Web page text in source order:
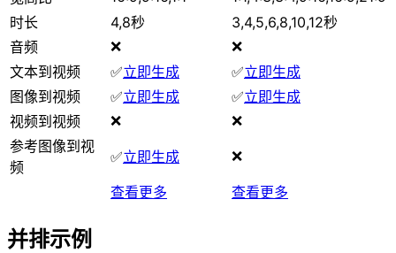
时长
4,8秒
3,4,5,6,8,10,12秒
音频
❌
❌
文本到视频
✅立即生成 ✅立即生成
图像到视频
✅立即生成 ✅立即生成
视频到视频
❌
❌
参考图像到视
频
✅立即生成 ❌
查看更多 查看更多
并排示例